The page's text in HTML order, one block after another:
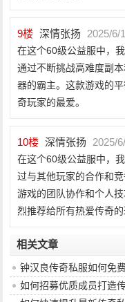
9楼 深情张扬 2025/6/
在这个60级公益服中，
通过不断挑战高难度副
器的霸主。这款游戏的
奇玩家的最爱。
10楼 深情张扬 2025/
在这个60级公益服中，
过与其他玩家的合作和
游戏的团队协作和个人
烈推荐给所有热爱传奇的
相关文章
钟汉良传奇私服如何免
攻略？
如何招募优质成员打造